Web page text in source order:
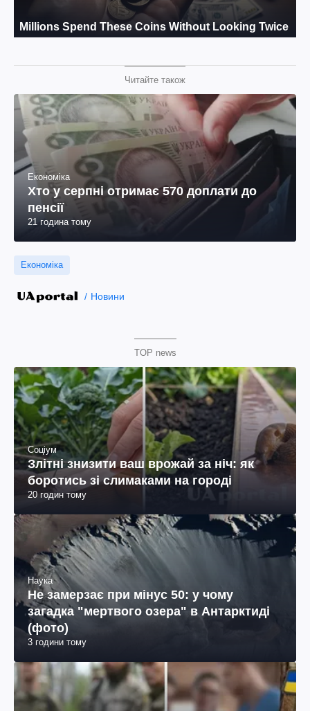
Читайте також
Економіка
Хто у серпні отримає 570 доплати до
пенсії
21 година тому
Економіка
Новини
TOP news
Соціум
Злітні знизити ваш врожай за ніч: як
боротись зі слимаками на городі
20 годин тому
Наука
Не замерзає при мінус 50: у чому
загадка "мертвого озера" в Антарктиді
(фото)
3 години тому